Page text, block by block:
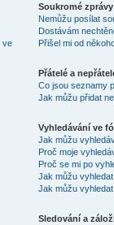
ve
Soukromé zprávy
Nemůžu posílat
Dostávám
Přišel mi od
Přátelé a
Co jsou seznamy
Jak můžu přidat
Vyhledávání ve
Jak můžu
Proč moje
Proč se mi po
Jak můžu
Jak můžu
Sledování a